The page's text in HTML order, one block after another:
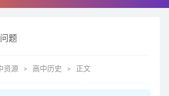
题
资源 高中历史 正文